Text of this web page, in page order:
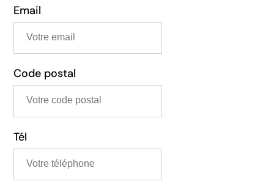
Email
Code postal
Tél